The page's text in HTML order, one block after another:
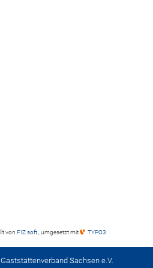
von FIZ soft , umgesetzt mit TYPO3
Sachsen e.V.